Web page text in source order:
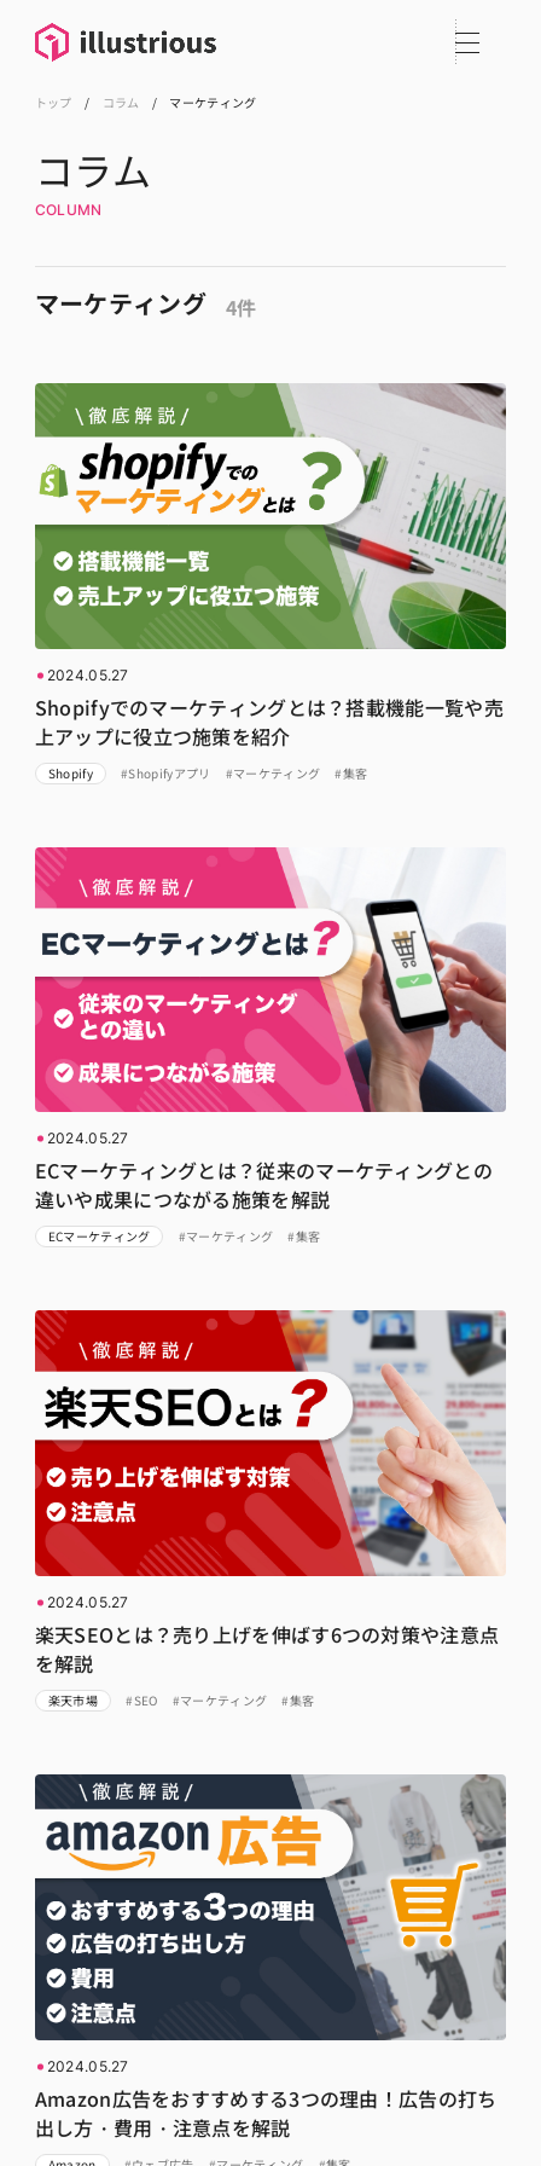
トップ / コラム / マーケティング
コラム
COLUMN
マーケティング 4件
2024.05.27
Shopifyでのマーケティングとは？搭載機能一覧や売
上アップに役立つ施策を紹介
Shopify #Shopifyアプリ #マーケティング #集客
2024.05.27
ECマーケティングとは？従来のマーケティングとの
違いや成果につながる施策を解説
ECマーケティング #マーケティング #集客
2024.05.27
楽天SEOとは？売り上げを伸ばす6つの対策や注意点
を解説
楽天市場 #SEO #マーケティング #集客
2024.05.27
Amazon広告をおすすめする3つの理由！広告の打ち
出し方・費用・注意点を解説